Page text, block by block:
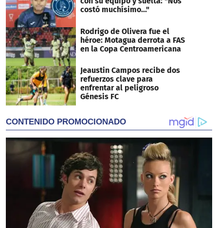
costó muchísimo..."
Rodrigo de Olivera fue el
héroe: Motagua derrota a FAS
en la Copa Centroamericana
Jeaustin Campos recibe dos
refuerzos clave para
enfrentar al peligroso
Génesis FC